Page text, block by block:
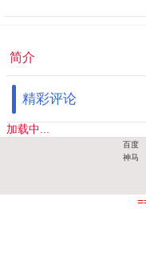
简介
精彩评论
加载中...
百度
神马